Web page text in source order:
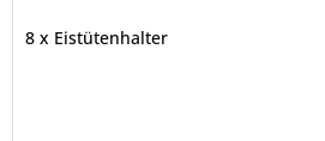
8 x Eistütenhalter